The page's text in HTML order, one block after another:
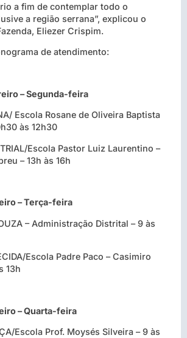
a fim de contemplar todo o
a região serrana”, explicou o
Eliezer Crispim.
de atendimento:
– Segunda-feira
Escola Rosane de Oliveira Baptista
às 12h30
Escola Pastor Luiz Laurentino –
– 13h às 16h
– Terça-feira
– Administração Distrital – 9 às
Escola Padre Paco – Casimiro
13h
– Quarta-feira
Escola Prof. Moysés Silveira – 9 às